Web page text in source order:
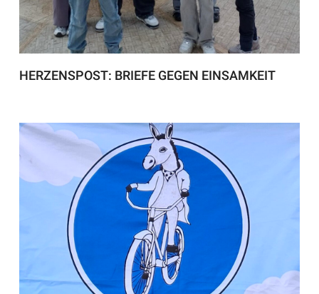
HERZENSPOST: BRIEFE GEGEN EINSAMKEIT